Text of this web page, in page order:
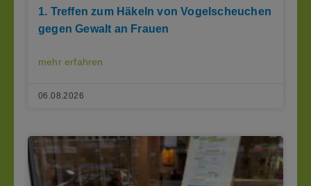
1. Treffen zum Häkeln von Vogelscheuchen
gegen Gewalt an Frauen
mehr erfahren
06.08.2026